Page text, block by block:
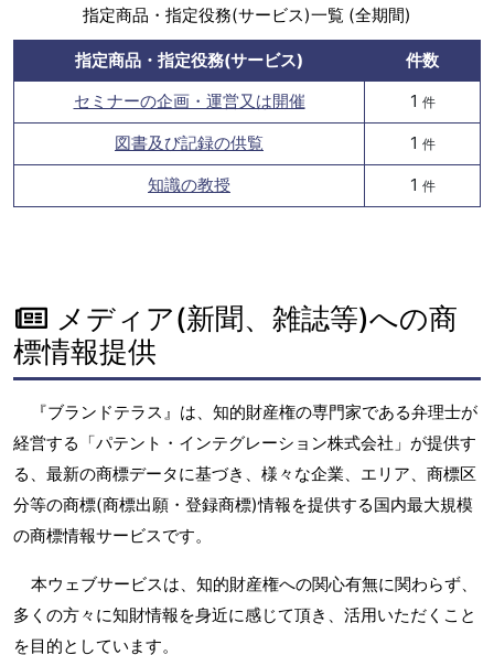
指定商品・指定役務(サービス)一覧 (全期間)
指定商品・指定役務(サービス)
件数
セミナーの企画・運営又は開催
1 件
図書及び記録の供覧 1 件
知識の教授 1 件
メディア(新聞、雑誌等)への商
標情報提供
『ブランドテラス』は、知的財産権の専門家である弁理士が
経営する「パテント・インテグレーション株式会社」が提供す
る、最新の商標データに基づき、様々な企業、エリア、商標区
分等の商標(商標出願・登録商標)情報を提供する国内最大規模
の商標情報サービスです。
本ウェブサービスは、知的財産権への関心有無に関わらず、
多くの方々に知財情報を身近に感じて頂き、活用いただくこと
を目的としています。